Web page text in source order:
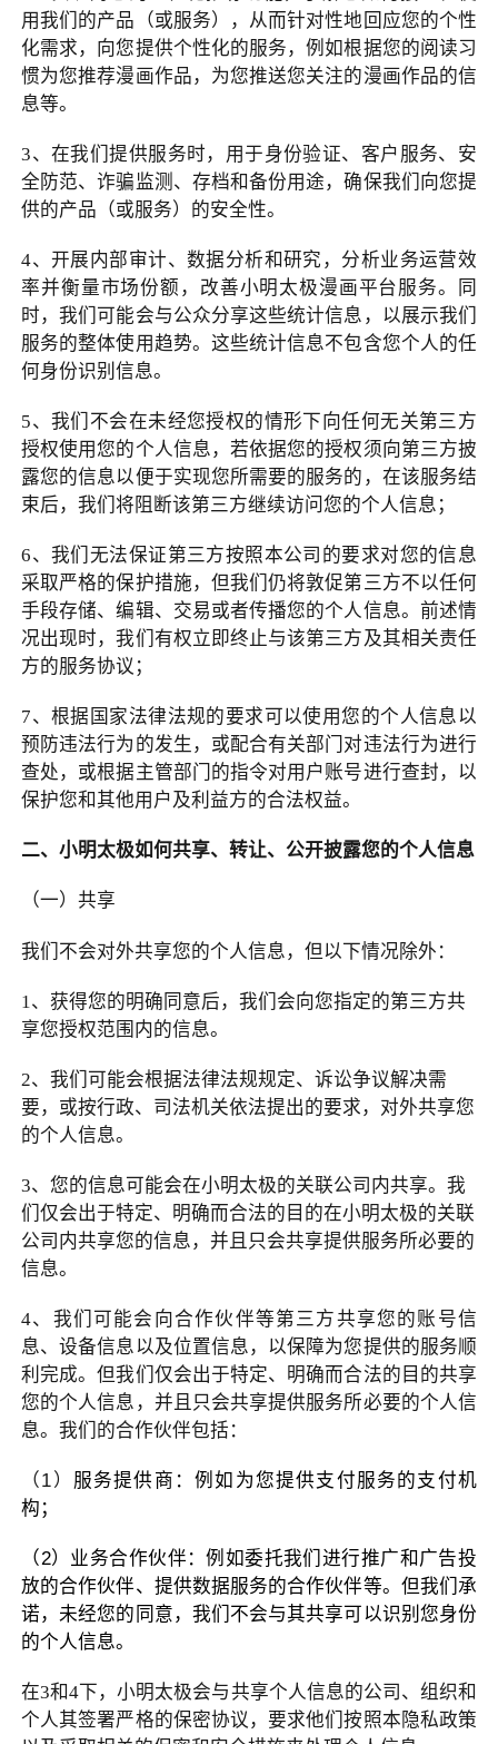
用我们的产品（或服务），从而针对性地回应您的个性
化需求，向您提供个性化的服务，例如根据您的阅读习
惯为您推荐漫画作品，为您推送您关注的漫画作品的信
息等。
3、在我们提供服务时，用于身份验证、客户服务、安
全防范、诈骗监测、存档和备份用途，确保我们向您提
供的产品（或服务）的安全性。
4、开展内部审计、数据分析和研究，分析业务运营效
率并衡量市场份额，改善小明太极漫画平台服务。同
时，我们可能会与公众分享这些统计信息，以展示我们
服务的整体使用趋势。这些统计信息不包含您个人的任
何身份识别信息。
5、我们不会在未经您授权的情形下向任何无关第三方
授权使用您的个人信息，若依据您的授权须向第三方披
露您的信息以便于实现您所需要的服务的，在该服务结
束后，我们将阻断该第三方继续访问您的个人信息；
6、我们无法保证第三方按照本公司的要求对您的信息
采取严格的保护措施，但我们仍将敦促第三方不以任何
手段存储、编辑、交易或者传播您的个人信息。前述情
况出现时，我们有权立即终止与该第三方及其相关责任
方的服务协议；
7、根据国家法律法规的要求可以使用您的个人信息以
预防违法行为的发生，或配合有关部门对违法行为进行
查处，或根据主管部门的指令对用户账号进行查封，以
保护您和其他用户及利益方的合法权益。
二、小明太极如何共享、转让、公开披露您的个人信息
（一）共享
我们不会对外共享您的个人信息，但以下情况除外：
1 、获得您的明确同意后，我们会向您指定的第三方共
享您授权范围内的信息。
2、我们可能会根据法律法规规定、诉讼争议解决需
要，或按行政、司法机关依法提出的要求，对外共享您
的个人信息。
3、您的信息可能会在小明太极的关联公司内共享。我
们仅会出于特定、明确而合法的目的在小明太极的关联
公司内共享您的信息，并且只会共享提供服务所必要的
信息。
4、我们可能会向合作伙伴等第三方共享您的账号信
息、设备信息以及位置信息，以保障为您提供的服务顺
利完成。但我们仅会出于特定、明确而合法的目的共享
您的个人信息，并且只会共享提供服务所必要的个人信
息。我们的合作伙伴包括：
（1） 服务提供商：例如为您提供支付服务的支付机
构；
（2）业务合作伙伴：例如委托我们进行推广和广告投
放的合作伙伴、提供数据服务的合作伙伴等。但我们承
诺，未经您的同意，我们不会与其共享可以识别您身份
的个人信息。
在3和4下，小明太极会与共享个人信息的公司、组织和
个人其签署严格的保密协议，要求他们按照本隐私政策